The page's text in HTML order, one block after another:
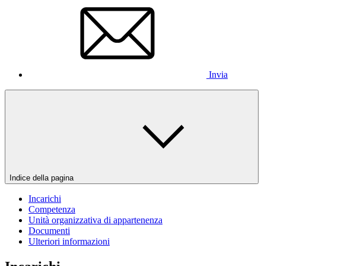
Invia
Indice della pagina
Incarichi
Competenza
Unità organizzativa di appartenenza
Documenti
Ulteriori informazioni